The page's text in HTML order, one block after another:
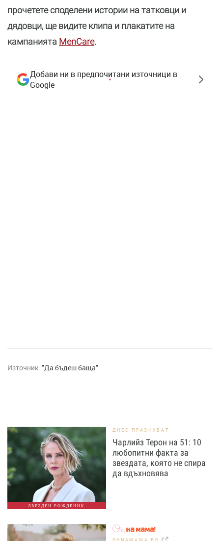
прочетете споделени истории на татковци и
дядовци, ще видите клипа и плакатите на
кампанията MenCare.
Добави ни в предпочитани източници в
Google
Източник: "Да бъдеш баща"
ЗВЕЗДЕН РОЖДЕНИК
ДНЕС ПРАЗНУВАТ
Чарлийз Терон на 51: 10
любопитни факта за
звездата, която не спира
да вдъхновява